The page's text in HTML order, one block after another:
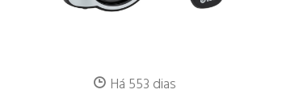
Há 553 dias